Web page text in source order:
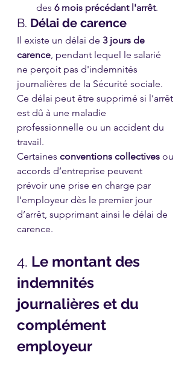
des 6 mois précédant l'arrêt.
B. Délai de carence
Il existe un délai de 3 jours de
carence, pendant lequel le salarié
ne perçoit pas d'indemnités
journalières de la Sécurité sociale.
Ce délai peut être supprimé si l’arrêt
est dû à une maladie
professionnelle ou un accident du
travail.
Certaines conventions collectives ou
accords d’entreprise peuvent
prévoir une prise en charge par
l’employeur dès le premier jour
d’arrêt, supprimant ainsi le délai de
carence.
4. Le montant des
indemnités
journalières et du
complément
employeur